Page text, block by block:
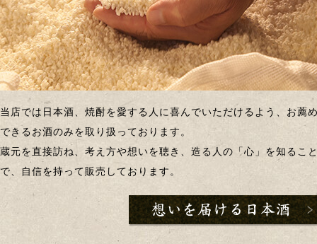
当店では日本酒、焼酎を愛する人に喜んでいただけるよう、お薦
できるお酒のみを取り扱っております。
蔵元を直接訪ね、考え方や想いを聴き、造る人の「心」を知るこ
で、自信を持って販売しております。